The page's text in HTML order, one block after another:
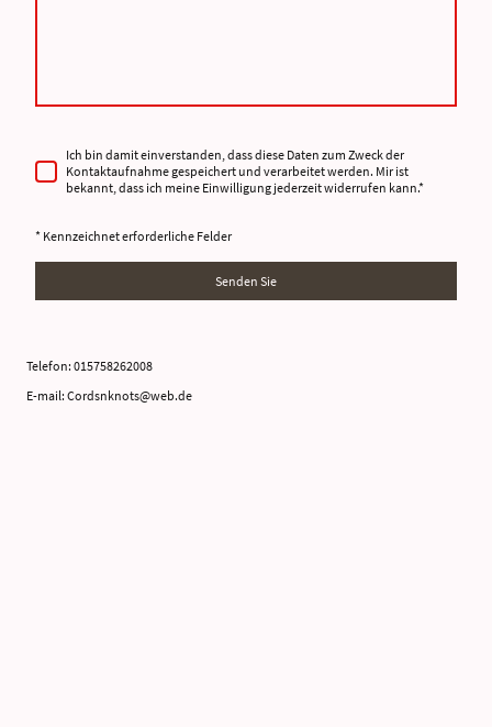
Ich bin damit einverstanden, dass diese Daten zum Zweck der
Kontaktaufnahme gespeichert und verarbeitet werden. Mir ist
bekannt, dass ich meine Einwilligung jederzeit widerrufen kann.*
* Kennzeichnet erforderliche Felder
Senden Sie
Telefon: 015758262008
E-mail: Cordsnknots@web.de